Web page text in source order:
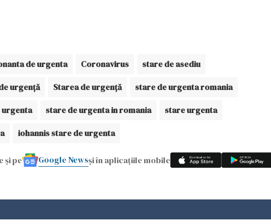
de urgenta Coronavirus stare de asediu
urgență Starea de urgență stare de urgenta romania
urgenta stare de urgenta in romania stare urgenta
iohannis stare de urgenta
și pe Google Newsși în aplicațiile mobile